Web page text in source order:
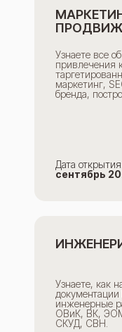
Дата открытия:
сентябрь
Узнаете все
привлечения
маркетинг,
бренда,
Узнаете, как
инженерные
ОВиК, ВК,
СКУД, СВН.